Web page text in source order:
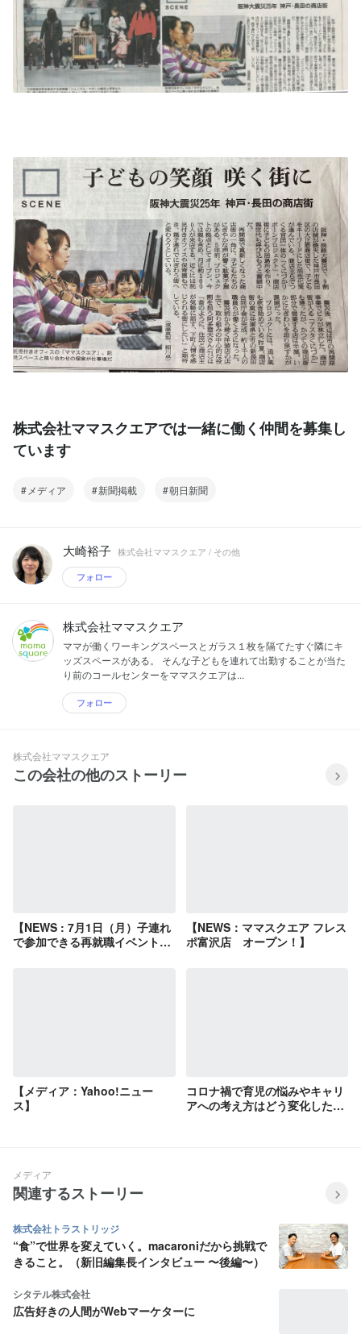
株式会社ママスクエアでは一緒に働く仲間を募集し
ています
メディア 新聞掲載 朝日新聞
大崎裕子 株式会社ママスクエア / その他
フォロー
株式会社ママスクエア
ママが働くワーキングスペースとガラス１枚を隔てたすぐ隣にキ
ッズスペースがある。 そんな子どもを連れて出勤することが当た
り前のコールセンターをママスクエアは...
フォロー
株式会社ママスクエア
この会社の他のストーリー
【NEWS : 7月1日（月）子連れ
で参加できる再就職イベント開
【NEWS：ママスクエア フレス
ポ富沢店 オープン！】
【メディア：Yahoo!ニュー
ス】
コロナ禍で育児の悩みやキャリ
アへの考え方はどう変化した？
メディア
関連するストーリー
株式会社トラストリッジ
“食”で世界を変えていく。macaroniだから挑戦で
きること。（新旧編集長インタビュー 〜後編〜）
シタテル株式会社
広告好きの人間がWebマーケターに